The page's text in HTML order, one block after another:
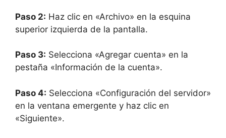
Paso 2: Haz clic en «Archivo» en la esquina
superior izquierda de la pantalla.
Paso 3: Selecciona «Agregar cuenta» en la
pestaña «Información de la cuenta».
Paso 4: Selecciona «Configuración del servidor»
en la ventana emergente y haz clic en
«Siguiente».